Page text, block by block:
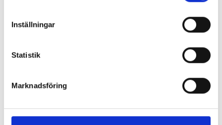
Inställningar
Statistik
Marknadsföring
Så mycket tjänar 260 mediechefer